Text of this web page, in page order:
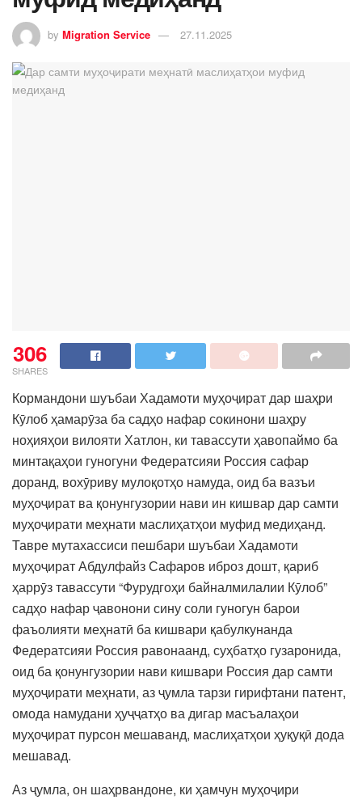
by Migration Service 27.11.2025
306
SHARES
Кормандони шуъбаи Хадамоти муҳоҷират дар шаҳри
Кӯлоб ҳамарӯза ба садҳо нафар сокинони шаҳру
ноҳияҳои вилояти Хатлон, ки тавассути ҳавопаймо ба
минтақаҳои гуногуни Федератсияи Россия сафар
доранд, вохӯриву мулоқотҳо намуда, оид ба вазъи
муҳоҷират ва қонунгузории нави ин кишвар дар самти
муҳоҷирати меҳнати маслиҳатҳои муфид медиҳанд.
Тавре мутахассиси пешбари шуъбаи Хадамоти
муҳоҷират Абдулфайз Сафаров иброз дошт, қариб
ҳаррӯз тавассути “Фурудгоҳи байналмилалии Кӯлоб”
садҳо нафар ҷавонони сину соли гуногун барои
фаъолияти меҳнатӣ ба кишвари қабулкунанда
Федератсияи Россия равонаанд, суҳбатҳо гузаронида,
оид ба қонунгузории нави кишвари Россия дар самти
муҳоҷирати меҳнати, аз ҷумла тарзи гирифтани патент,
омода намудани ҳуҷҷатҳо ва дигар масъалаҳои
муҳоҷират пурсон мешаванд, маслиҳатҳои ҳуқуқӣ дода
мешавад.
Аз ҷумла, он шаҳрвандоне, ки ҳамчун муҳоҷири